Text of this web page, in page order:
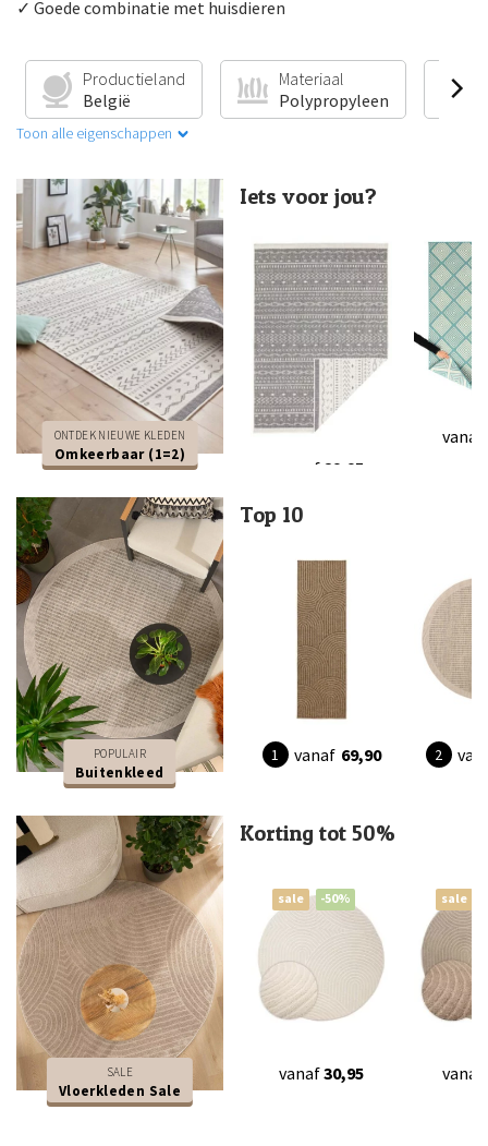
✓ Goede combinatie met huisdieren
Productieland
België
Materiaal
Polypropyleen
Toon alle eigenschappen
ONTDEK NIEUWE KLEDEN
Omkeerbaar (1=2)
Iets voor jou?
vanaf 29,95
vanaf
POPULAIR
Buitenkleed
Top 10
vanaf 69,90
SALE
Vloerkleden Sale
Korting tot 50%
sale -50%
vanaf30,95
sale
vanaf